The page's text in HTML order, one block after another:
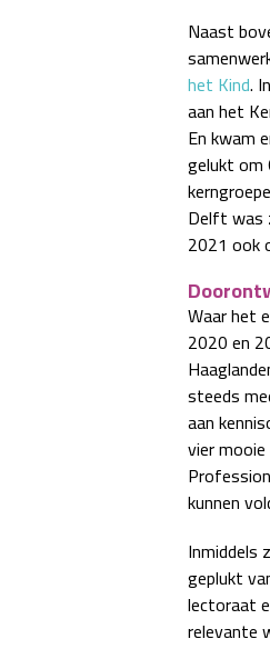
Naast
het Kind.
aan het
En kwam
gelukt om
Delft was
2021 ook
Waar het
2020 en
steeds
aan
vier
kunnen
Inmiddels
geplukt
lectoraat
relevante